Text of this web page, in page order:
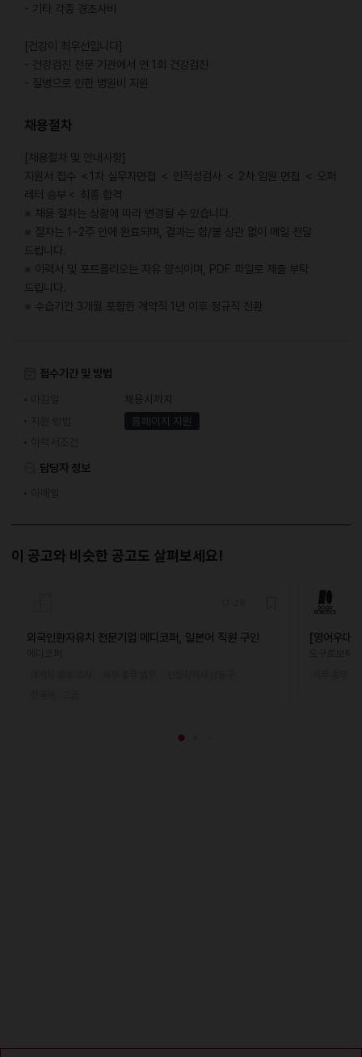
- 기타 각종 경조사비
[건강이 최우선입니다]
- 건강검진 전문 기관에서 연 1회 건강검진
- 질병으로 인한 병원비 지원
채용절차
[채용절차 및 안내사항]
지원서 접수 ＜1차 실무자면접 ＜ 인적성검사 ＜ 2차 임원 면접 ＜ 오퍼
레터 송부＜ 최종 합격
※ 채용 절차는 상황에 따라 변경될 수 있습니다.
※ 절차는 1~2주 안에 완료되며, 결과는 합/불 상관 없이 메일 전달
드립니다.
※ 이력서 및 포트폴리오는 자유 양식이며, PDF 파일로 제출 부탁
드립니다.
※ 수습기간 3개월 포함한 계약직 1년 이후 정규직 전환
접수기간 및 방법
채용시까지
홈페이지 지원
담당자 정보
이 공고와 비슷한 공고도 살펴보세요!
외국인환자유치 전문기업 메디코퍼, 일본어 직원 구인
[영어우대]